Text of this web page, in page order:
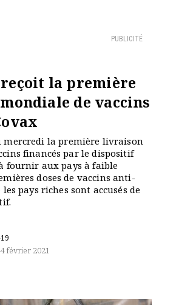
PUBLICITÉ
reçoit la première
de vaccins
mercredi la première livraison
financés par le dispositif
fournir aux pays à faible
doses de vaccins anti-
pays riches sont accusés de
février 2021